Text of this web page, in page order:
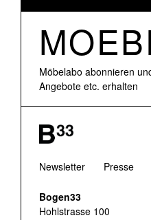
Möbelabo abonnieren
Angebote etc. erhalten
Newsletter Presse
Bogen33
Hohlstrasse 100